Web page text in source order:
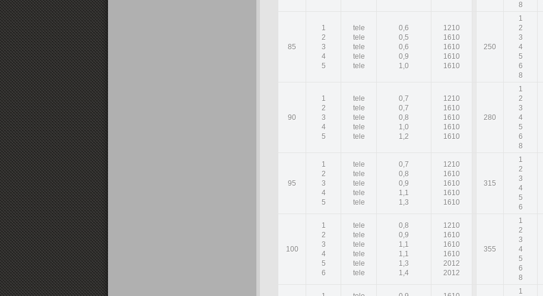
8
85
1
2
3
4
5
tele
tele
tele
tele
tele
0,6
0,5
0,6
0,9
1,0
1210
1610
1610
1610
1610
250
1
2
3
4
5
6
8
90
1
2
3
4
5
tele
tele
tele
tele
tele
0,7
0,7
0,8
1,0
1,2
1210
1610
1610
1610
1610
280
1
2
3
4
5
6
8
95
1
2
3
4
5
tele
tele
tele
tele
tele
0,7
0,8
0,9
1,1
1,3
1210
1610
1610
1610
1610
315
1
2
3
4
5
6
100
1
2
3
4
5
6
tele
tele
tele
tele
tele
tele
0,8
0,9
1,1
1,1
1,3
1,4
1210
1610
1610
1610
2012
2012
355
1
2
3
4
5
6
8
1